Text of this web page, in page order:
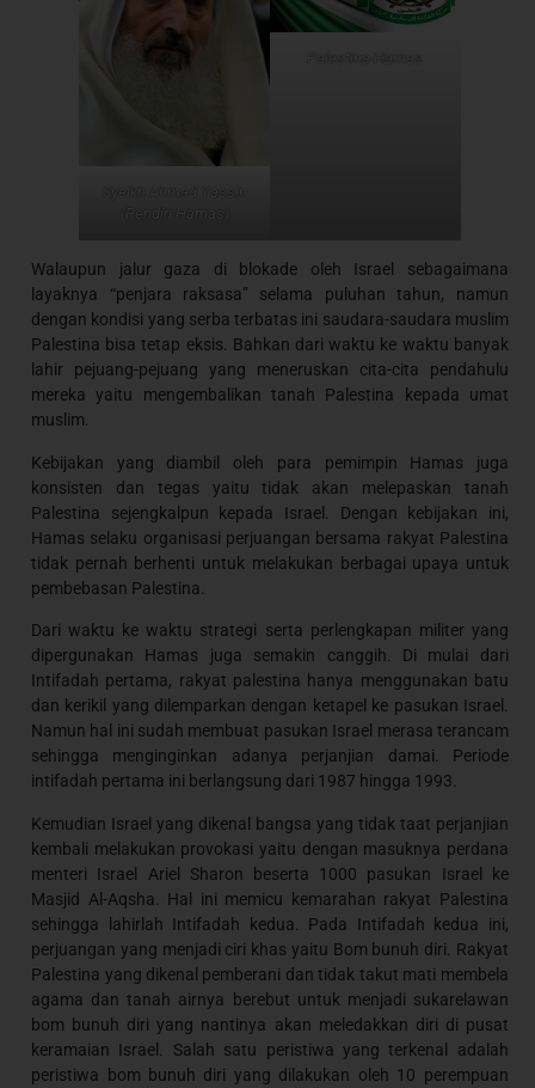
Syeikh Ahmad Yassin
(Pendiri Hamas)
Walaupun jalur gaza di blokade oleh Israel sebagaimana
layaknya “penjara raksasa” selama puluhan tahun, namun
dengan kondisi yang serba terbatas ini saudara-saudara muslim
Palestina bisa tetap eksis. Bahkan dari waktu ke waktu banyak
lahir pejuang-pejuang yang meneruskan cita-cita pendahulu
mereka yaitu mengembalikan tanah Palestina kepada umat
muslim.
Kebijakan yang diambil oleh para pemimpin Hamas juga
konsisten dan tegas yaitu tidak akan melepaskan tanah
Palestina sejengkalpun kepada Israel. Dengan kebijakan ini,
Hamas selaku organisasi perjuangan bersama rakyat Palestina
tidak pernah berhenti untuk melakukan berbagai upaya untuk
pembebasan Palestina.
Dari waktu ke waktu strategi serta perlengkapan militer yang
dipergunakan Hamas juga semakin canggih. Di mulai dari
Intifadah pertama, rakyat palestina hanya menggunakan batu
dan kerikil yang dilemparkan dengan ketapel ke pasukan Israel.
Namun hal ini sudah membuat pasukan Israel merasa terancam
sehingga menginginkan adanya perjanjian damai. Periode
intifadah pertama ini berlangsung dari 1987 hingga 1993.
Kemudian Israel yang dikenal bangsa yang tidak taat perjanjian
kembali melakukan provokasi yaitu dengan masuknya perdana
menteri Israel Ariel Sharon beserta 1000 pasukan Israel ke
Masjid Al-Aqsha. Hal ini memicu kemarahan rakyat Palestina
sehingga lahirlah Intifadah kedua. Pada Intifadah kedua ini,
perjuangan yang menjadi ciri khas yaitu Bom bunuh diri. Rakyat
Palestina yang dikenal pemberani dan tidak takut mati membela
agama dan tanah airnya berebut untuk menjadi sukarelawan
bom bunuh diri yang nantinya akan meledakkan diri di pusat
keramaian Israel. Salah satu peristiwa yang terkenal adalah
peristiwa bom bunuh diri yang dilakukan oleh 10 perempuan